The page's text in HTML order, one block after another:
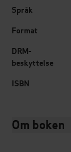
Språk
Format
DRM-
beskyttelse
ISBN
Om boken